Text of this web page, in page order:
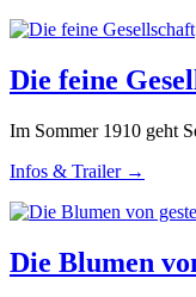
Die feine
Im Sommer 1910 geht
Infos & Trailer →
Die Blumen